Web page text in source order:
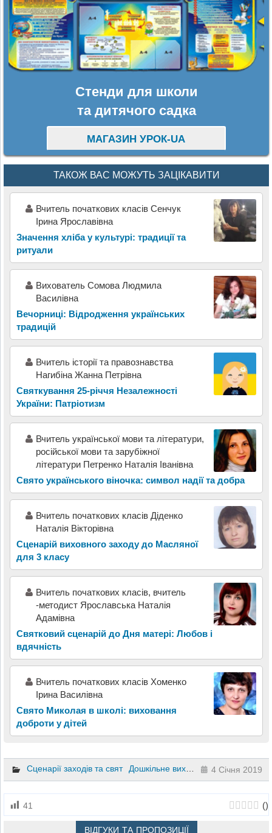
Стенди для школи
та дитячого садка
МАГАЗИН УРОК-UA
ТАКОЖ ВАС МОЖУТЬ ЗАЦІКАВИТИ
Вчитель початкових класів Сенчук
Ірина Ярославівна
Значення хліба у культурі: традиції та
ритуали
Вихователь Сомова Людмила
Василівна
Вечорниці: Відродження українських
традицій
Вчитель історії та правознавства
Нагибіна Жанна Петрівна
Святкування 25-річчя Незалежності
України: Патріотизм
Вчитель української мови та літератури,
російської мови та зарубіжної
літератури Петренко Наталія Іванівна
Свято українського віночка: символ надії та добра
Вчитель початкових класів Діденко
Наталія Вікторівна
Сценарій виховного заходу до Масляної
для 3 класу
Вчитель початкових класів, вчитель
-методист Ярославська Наталія
Адамівна
Святковий сценарій до Дня матері: Любов і
вдячність
Вчитель початкових класів Хоменко
Ірина Василівна
Свято Миколая в школі: виховання
доброти у дітей
Сценарії заходів та свят Дошкільне виховання 4 Січня 2019
41 ()
ВІДГУКИ ТА ПРОПОЗИЦІЇ